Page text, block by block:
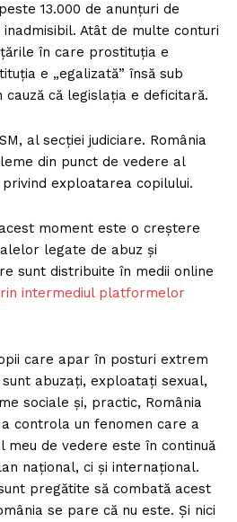
13.000 de anunțuri de
inadmisibil. Atât de multe conturi
în care prostituția e
e „egalizată” însă sub
că legislația e deficitară.
al secției judiciare. România
din punct de vedere al
exploatarea copilului.
moment este o creștere
legate de abuz și
sunt distribuite în medii online
intermediul platformelor
care apar în posturi extrem
abuzați, exploatați sexual,
sociale și, practic, România
controla un fenomen care a
meu de vedere este în continuă
național, ci și internațional.
pregătite să combată acest
se pare că nu este. Și nici